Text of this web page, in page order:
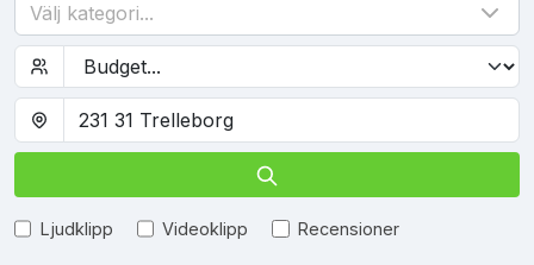
Välj kategori...
Ljudklipp Videoklipp Recensioner